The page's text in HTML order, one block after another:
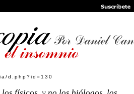
d.php?id=130